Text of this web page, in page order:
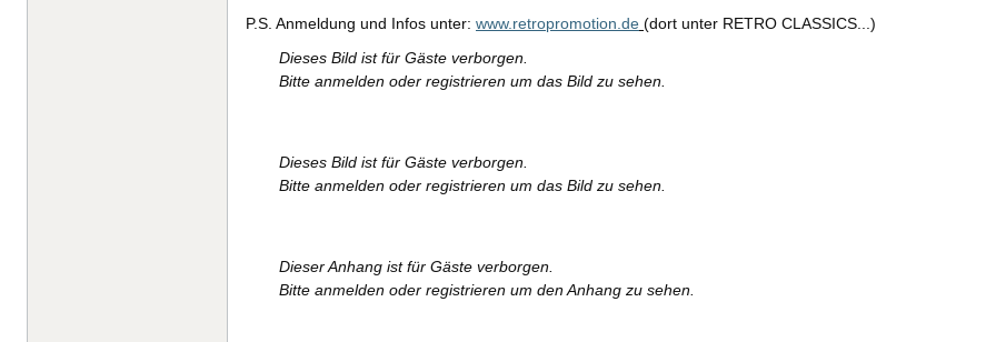
P.S. Anmeldung und Infos unter: www.retropromotion.de (dort unter RETRO CLASSICS...)
Dieses Bild ist für Gäste verborgen.
Bitte anmelden oder registrieren um das Bild zu sehen.
Dieses Bild ist für Gäste verborgen.
Bitte anmelden oder registrieren um das Bild zu sehen.
Dieser Anhang ist für Gäste verborgen.
Bitte anmelden oder registrieren um den Anhang zu sehen.